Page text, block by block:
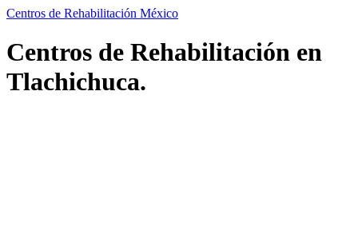
Centros de Rehabilitación México
Centros de Rehabilitación en
Tlachichuca.